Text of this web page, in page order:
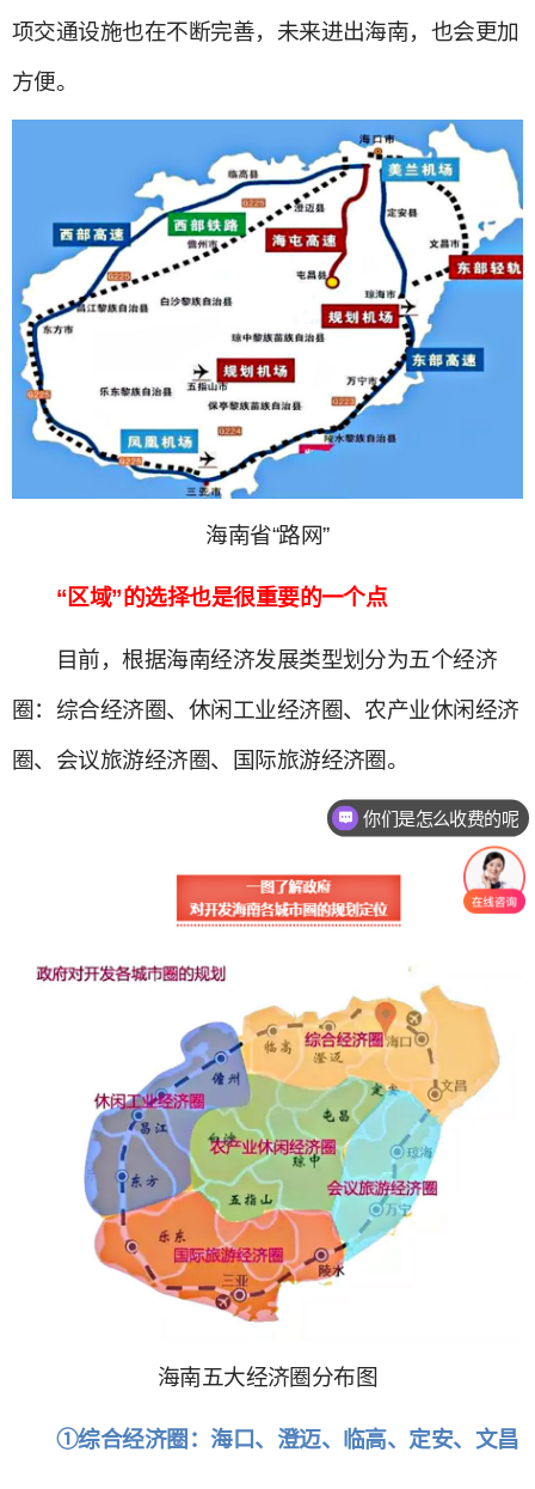
项交通设施也在不断完善，未来进出海南，也会更加
方便。
海南省“路网”
“区域”的选择也是很重要的一个点
目前，根据海南经济发展类型划分为五个经济
圈：综合经济圈、休闲工业经济圈、农产业休闲经济
圈、会议旅游经济圈、国际旅游经济圈。
海南五大经济圈分布图
①综合经济圈：海口、澄迈、临高、定安、文昌
你们是怎么收费的呢